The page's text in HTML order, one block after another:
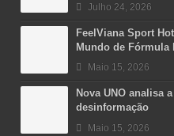
Julho 24, 2026
FeelViana Sport
Mundo de Fórmula
Maio 15, 2026
Nova UNO analisa
desinformação
Maio 15, 2026